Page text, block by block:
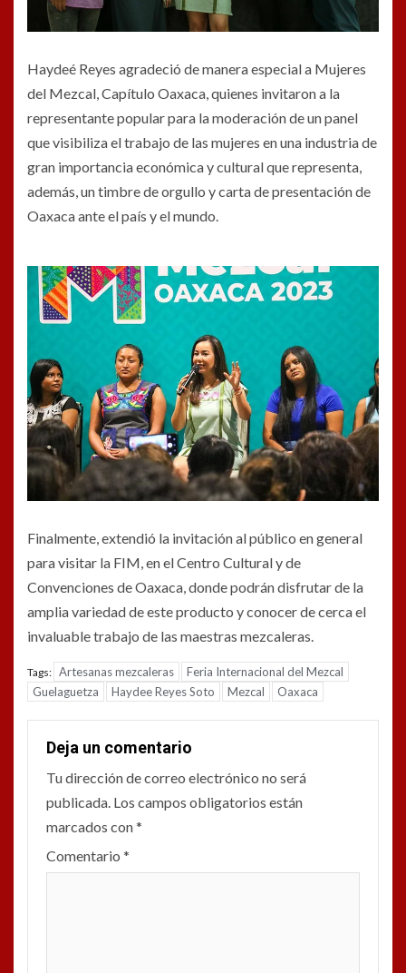
Haydeé Reyes agradeció de manera especial a Mujeres
del Mezcal, Capítulo Oaxaca, quienes invitaron a la
representante popular para la moderación de un panel
que visibiliza el trabajo de las mujeres en una industria de
gran importancia económica y cultural que representa,
además, un timbre de orgullo y carta de presentación de
Oaxaca ante el país y el mundo.
Finalmente, extendió la invitación al público en general
para visitar la FIM, en el Centro Cultural y de
Convenciones de Oaxaca, donde podrán disfrutar de la
amplia variedad de este producto y conocer de cerca el
invaluable trabajo de las maestras mezcaleras.
Tags: Artesanas mezcaleras
Feria Internacional del Mezcal
Guelaguetza
Haydee Reyes Soto Mezcal Oaxaca
Deja un comentario
Tu dirección de correo electrónico no será
publicada. Los campos obligatorios están
marcados con*
Comentario *